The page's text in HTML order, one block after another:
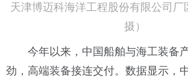
天津博迈科海洋工程股份有限公司厂
摄）
今年以来，中国船舶与海工装备
劲，高端装备接连交付。数据显示，